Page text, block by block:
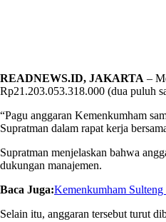
READNEWS.ID, JAKARTA –
Rp21.203.053.318.000 (dua puluh
“Pagu anggaran Kemenkumham
Supratman dalam rapat kerja
Supratman menjelaskan bahwa
dukungan manajemen.
Baca Juga:Kemenkumham
Selain itu, anggaran tersebut turut